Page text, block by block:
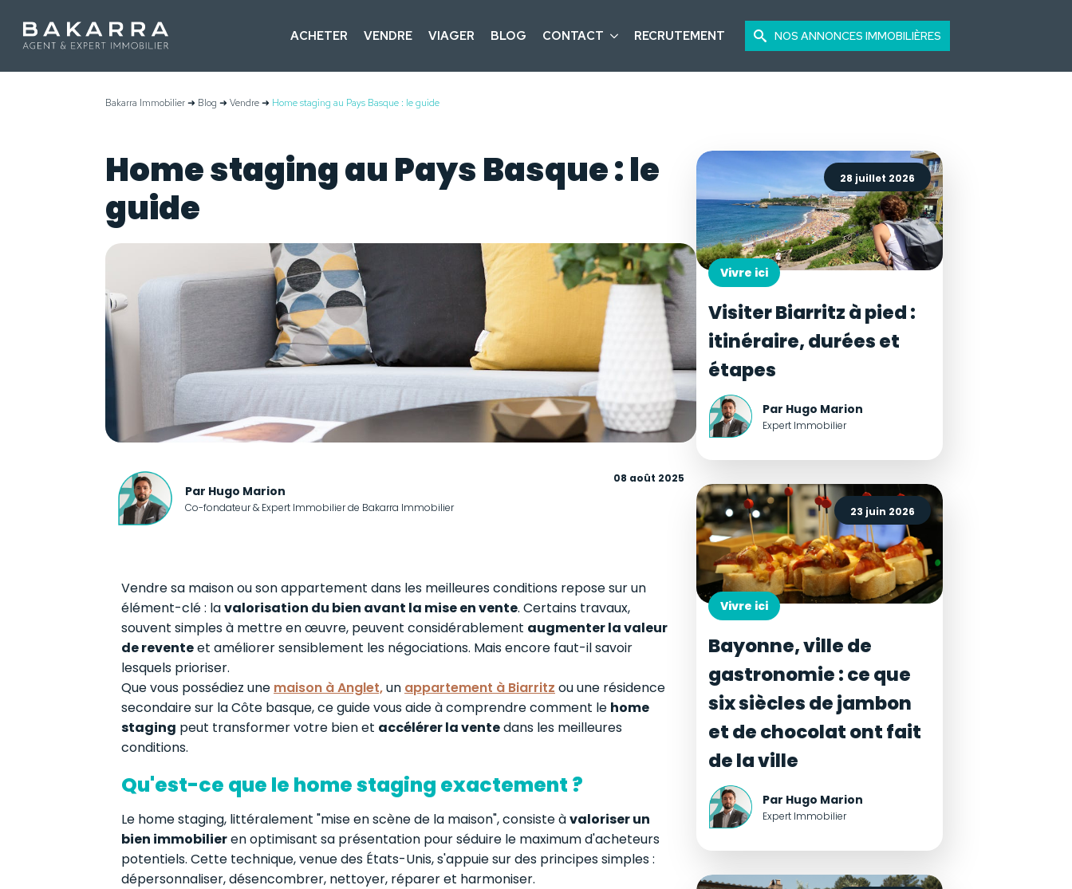
ACHETER VENDRE VIAGER BLOG CONTACT RECRUTEMENT NOS ANNONCES IMMOBILIÈRES
Bakarra Immobilier➜ Blog ➜ Vendre➜ Home staging au Pays Basque : le guide
Home staging au Pays Basque : le
guide
Par Hugo Marion
Co-fondateur & Expert Immobilier de Bakarra Immobilier
08 août 2025
Vendre sa maison ou son appartement dans les meilleures conditions repose sur un
élément-clé : lavalorisation du bien avant la mise en vente. Certains travaux,
souvent simples à mettre en œuvre, peuvent considérablement augmenter la valeur
de reventeet améliorer sensiblement les négociations. Mais encore faut-il savoir
lesquels prioriser.
Que vous possédiez une maison à Anglet,un appartement à Biarritz ou une résidence
secondaire sur la Côte basque, ce guide vous aide à comprendre comment le home
staging peut transformer votre bien et accélérer la ventedans les meilleures
conditions.
Qu'est-ce que le home staging exactement ?
Le home staging, littéralement "mise en scène de la maison", consiste àvaloriser un
bien immobilieren optimisant sa présentation pour séduire le maximum d'acheteurs
potentiels. Cette technique, venue des États-Unis, s'appuie sur des principes simples :
dépersonnaliser, désencombrer, nettoyer, réparer et harmoniser.
28 juillet 2026
Vivre ici
Visiter Biarritz à pied :
itinéraire, durées et
étapes
Par Hugo Marion
Expert Immobilier
23 juin 2026
Vivre ici
Bayonne, ville de
gastronomie : ce que
six siècles de jambon
et de chocolat ont fait
de la ville
Par Hugo Marion
Expert Immobilier